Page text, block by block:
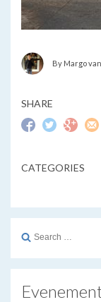
By Margo
SHARE
CATEGORIES
Search